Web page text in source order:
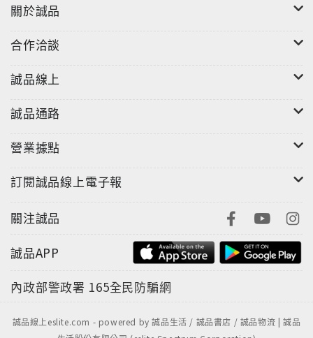
關於誠品
合作洽談
誠品線上
誠品通路
營業據點
訂閱誠品線上電子報
關注誠品
誠品APP
內政部警政署 165全民防騙網
誠品線上eslite.com - powered by 誠品生活 / 誠品書店 / 誠品物流 | 誠品